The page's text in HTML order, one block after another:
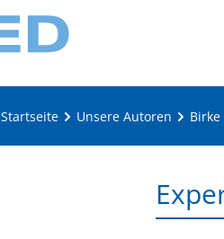
Startseite Unsere Autoren Birke